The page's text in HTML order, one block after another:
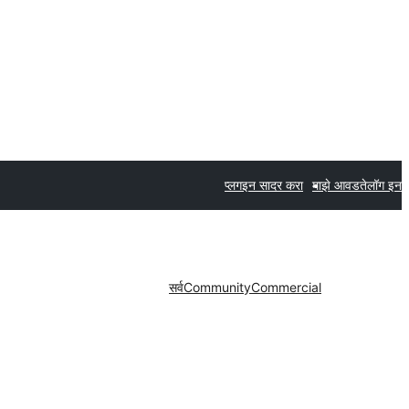
प्लगइन सादर करा माझे आवडतेलॉग इन
सर्वCommunityCommercial